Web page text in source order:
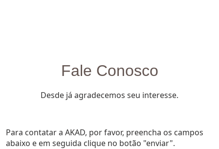
Fale Conosco
Desde já agradecemos seu interesse.
Para contatar a AKAD, por favor, preencha os campos
abaixo e em seguida clique no botão "enviar".